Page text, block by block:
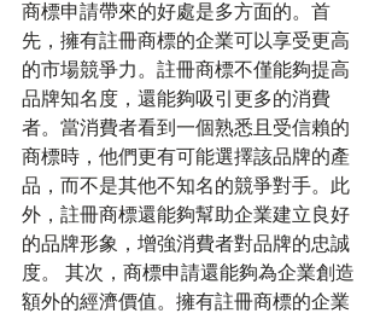
商標申請帶來的好處是多方面的。首
先，擁有註冊商標的企業可以享受更高
的市場競爭力。註冊商標不僅能夠提高
品牌知名度，還能夠吸引更多的消費
者。當消費者看到一個熟悉且受信賴的
商標時，他們更有可能選擇該品牌的產
品，而不是其他不知名的競爭對手。此
外，註冊商標還能夠幫助企業建立良好
的品牌形象，增強消費者對品牌的忠誠
度。 其次，商標申請還能夠為企業創造
額外的經濟價值。擁有註冊商標的企業